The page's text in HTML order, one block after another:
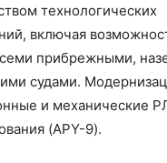
технологических
включая
прибрежными,
судами.
и механические
(APY-9).